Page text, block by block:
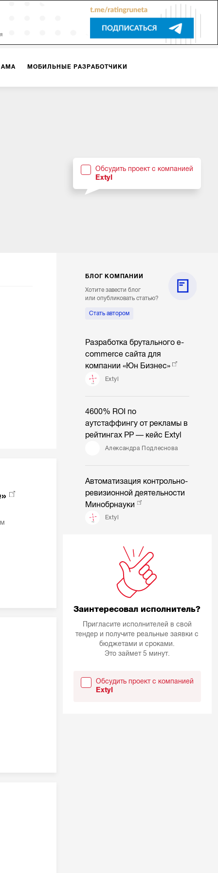
МОБИЛЬНЫЕ РАЗРАБОТЧИКИ
Обсудить проект с компанией
Extyl
БЛОГ КОМПАНИИ
Хотите завести блог
или опубликовать статью?
Стать автором
Разработка брутального e-
commerce сайта для
компании «Юн Бизнес»
Extyl
4600% ROI по
аутстаффингу от рекламы в
рейтингах РР — кейс Extyl
Александра Подлеснова
Автоматизация контрольно-
ревизионной деятельности
Минобрнауки
Extyl
Заинтересовал исполнитель?
Пригласите исполнителей в свой
тендер и получите реальные заявки с
бюджетами и сроками.
Это займет 5 минут.
Обсудить проект с компанией
Extyl